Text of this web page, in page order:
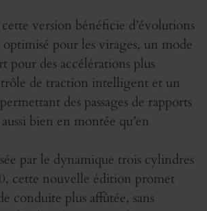
version bénéficie d’évolutions
optimisé pour les virages, un mode
pour des accélérations plus
de traction intelligent et un
des passages de rapports
bien en montée qu’en
par le dynamique trois cylindres
cette nouvelle édition promet
conduite plus affûtée, sans